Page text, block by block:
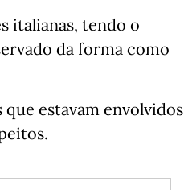
italianas, tendo o
da forma como
que estavam envolvidos